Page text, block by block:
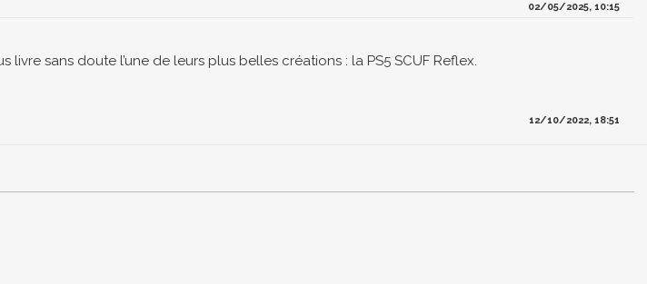
02/05/2025, 10:15
sans doute l’une de leurs plus belles créations : la PS5 SCUF Reflex.
12/10/2022, 18:51